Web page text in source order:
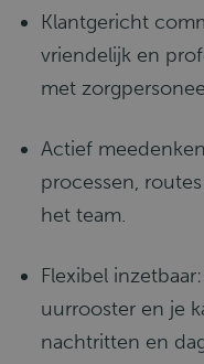
Klantgericht
vriendelijk en
met
Actief
processen,
het team.
Flexibel
uurrooster en je
nachtritten en